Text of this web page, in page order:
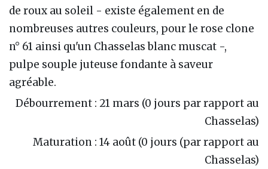
de roux au soleil - existe également en de
nombreuses autres couleurs, pour le rose clone
n° 61 ainsi qu'un Chasselas blanc muscat -,
pulpe souple juteuse fondante à saveur
agréable.
Débourrement : 21 mars (0 jours par rapport au
Chasselas)
Maturation : 14 août (0 jours (par rapport au
Chasselas)